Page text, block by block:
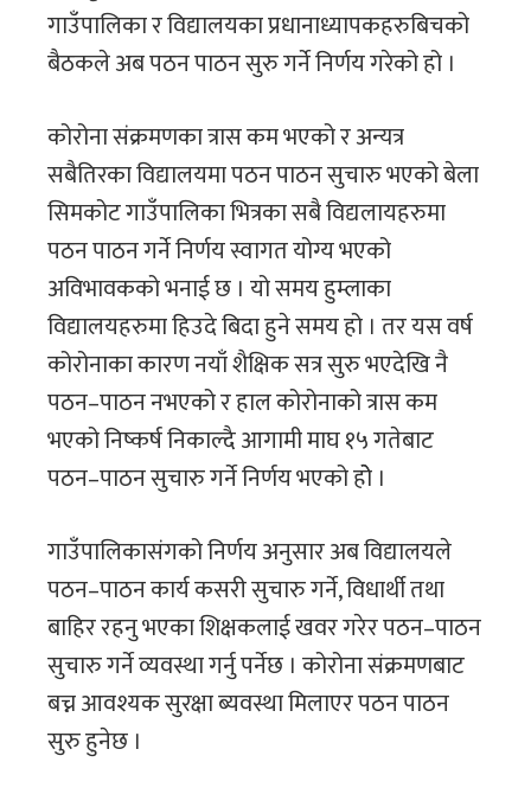
गाउँपालिका र विद्यालयका प्रधानाध्यापकहरुबिचको
बैठकले अब पठन पाठन सुरु गर्ने निर्णय गरेको हो ।
कोरोना संक्रमणका त्रास कम भएको र अन्यत्र
सबैतिरका विद्यालयमा पठन पाठन सुचारु भएको बेला
सिमकोट गाउँपालिका भित्रका सबै विद्यलायहरुमा
पठन पाठन गर्ने निर्णय स्वागत योग्य भएको
अविभावकको भनाई छ । यो समय हुम्लाका
विद्यालयहरुमा हिउदे बिदा हुने समय हो । तर यस वर्ष
कोरोनाका कारण नयाँ शैक्षिक सत्र सुरु भएदेखि नै
पठन–पाठन नभएको र हाल कोरोनाको त्रास कम
भएको निष्कर्ष निकाल्दै आगामी माघ १५ गतेबाट
पठन–पाठन सुचारु गर्ने निर्णय भएको होे ।
गाउँपालिकासंगको निर्णय अनुसार अब विद्यालयले
पठन–पाठन कार्य कसरी सुचारु गर्ने, विधार्थी तथा
बाहिर रहनु भएका शिक्षकलाई खवर गरेर पठन–पाठन
सुचारु गर्ने व्यवस्था गर्नु पर्नेछ । कोरोना संक्रमणबाट
बच्न आवश्यक सुरक्षा ब्यवस्था मिलाएर पठन पाठन
सुरु हुनेछ ।